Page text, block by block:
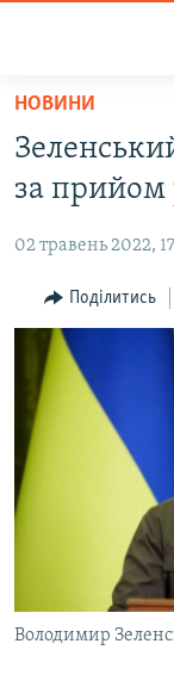
Перейти
основного
матеріалу
Перейти
до
навігації
Перейти
пошуку
ВІДЕО ТА ФОТО
ПОЛІТИКА
БЛОГИ
ПОГЛЯД
ІНТЕРВ'Ю
ВСЕ ЗА ДЕНЬ
СПЕЦПРОЕКТИ
ВІДЕОУРОКИ
СВІДЧЕННЯ
УКРАЇНСЬКА
ЯК ОБІЙТИ
Qırımtatar
НОВИНИ
за прийом
02 травень 2022,
Поділитись
Володимир